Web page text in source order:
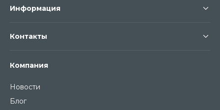
Компания
Новости
Блог
Информация
Контакты